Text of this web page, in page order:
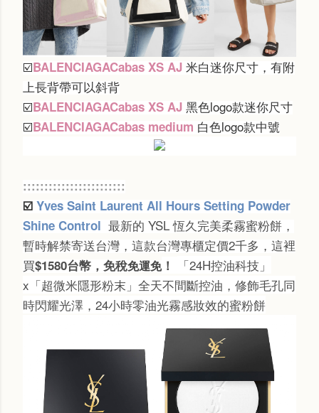
☑️BALENCIAGACabas XS AJ 米白迷你尺寸，有附
上長背帶可以斜背
☑️BALENCIAGACabas XS AJ 黑色logo款迷你尺寸
☑️BALENCIAGACabas medium 白色logo款中號
::::::::::::::::::::::::
☑️ Yves Saint Laurent All Hours Setting Powder
Shine Control 最新的 YSL 恆久完美柔霧蜜粉餅，
暫時解禁寄送台灣，這款台灣專櫃定價2千多，這裡
買$1580台幣，免稅免運免 ！
「24H控油科技」
x「超微米隱形粉末」全天不間斷控油，修飾毛孔同
時閃耀光澤，24小時零油光霧感妝效的蜜粉餅